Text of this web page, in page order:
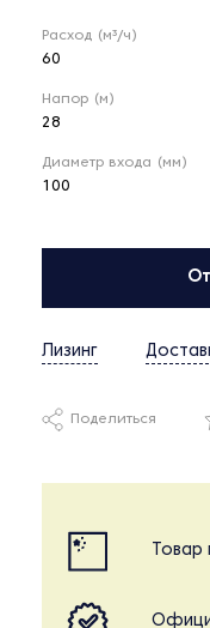
Расход (м³/ч)
60
Напор (м)
28
Диаметр входа (мм)
100
Лизинг
Поделиться